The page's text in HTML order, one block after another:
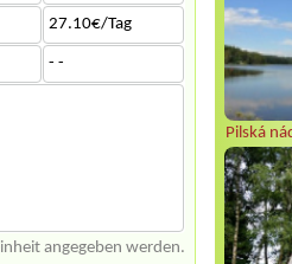
Pilská
27.10€/Tag
- -
angegeben werden.